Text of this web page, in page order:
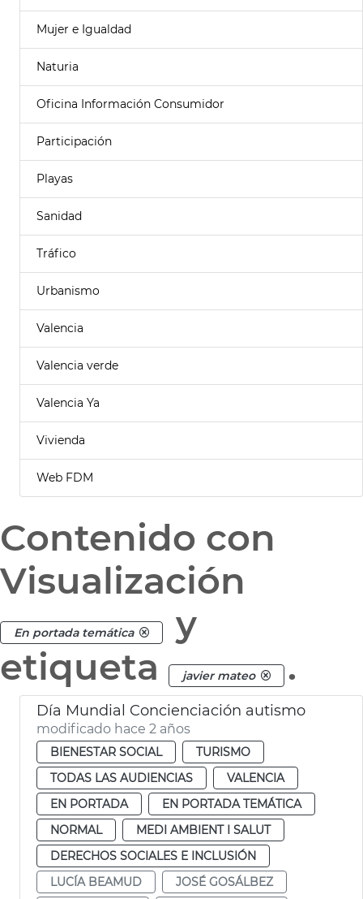
Mujer e Igualdad
Naturia
Oficina Información Consumidor
Participación
Playas
Sanidad
Tráfico
Urbanismo
Valencia
Valencia verde
Valencia Ya
Vivienda
Web FDM
Contenido con
Visualización
En portada temática
y
etiqueta
javier mateo .
Día Mundial Concienciación autismo
modificado hace 2 años
BIENESTAR SOCIAL
TURISMO
TODAS LAS AUDIENCIAS
VALENCIA
EN PORTADA
EN PORTADA TEMÁTICA
NORMAL
MEDI AMBIENT I SALUT
DERECHOS SOCIALES E INCLUSIÓN
LUCÍA BEAMUD
JOSÉ GOSÁLBEZ